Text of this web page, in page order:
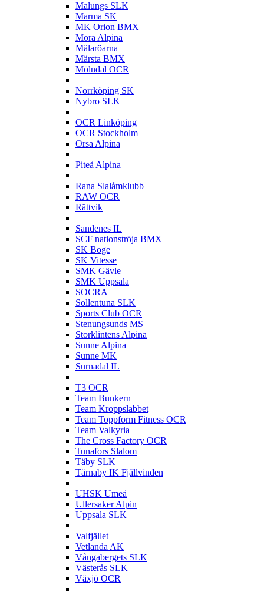
Malungs SLK
Marma SK
MK Orion BMX
Mora Alpina
Mälaröarna
Märsta BMX
Mölndal OCR
Norrköping SK
Nybro SLK
OCR Linköping
OCR Stockholm
Orsa Alpina
Piteå Alpina
Rana Slalåmklubb
RAW OCR
Rättvik
Sandenes IL
SCF nationströja BMX
SK Boge
SK Vitesse
SMK Gävle
SMK Uppsala
SOCRA
Sollentuna SLK
Sports Club OCR
Stenungsunds MS
Storklintens Alpina
Sunne Alpina
Sunne MK
Surnadal IL
T3 OCR
Team Bunkern
Team Kroppslabbet
Team Toppform Fitness OCR
Team Valkyria
The Cross Factory OCR
Tunafors Slalom
Täby SLK
Tärnaby IK Fjällvinden
UHSK Umeå
Ullersaker Alpin
Uppsala SLK
Valfjället
Vetlanda AK
Vångabergets SLK
Västerås SLK
Växjö OCR